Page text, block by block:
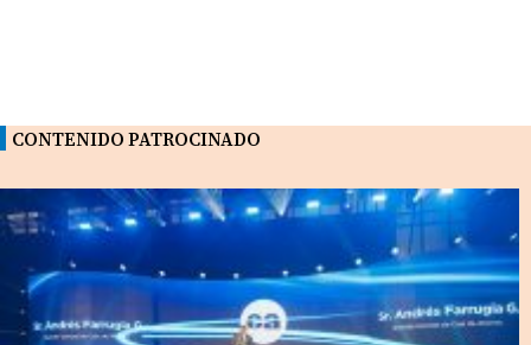
CONTENIDO PATROCINADO